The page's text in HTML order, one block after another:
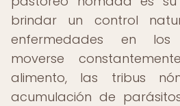
brindar un control
enfermedades en los
moverse
alimento, las tribus
acumulación de